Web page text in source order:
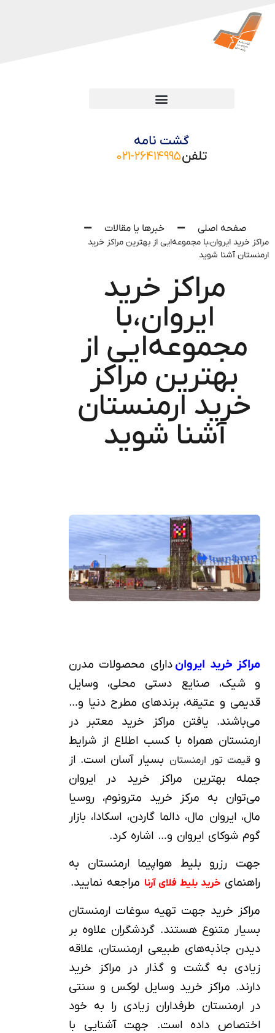
گشت نامه
تلفن۰۲۱-۲۶۴۱۴۹۹۵
صفحه اصلی خبرها یا مقالات
مراکز خرید ایروان،با مجموعه‌ایی از بهترین مراکز خرید
ارمنستان آشنا شوید
مراکز خرید
ایروان،با
مجموعه‌ایی از
بهترین مراکز
خرید ارمنستان
آشنا شوید
مراکز خرید ایروان دارای محصولات مدرن
و شیک، صنایع دستی محلی، وسایل
قدیمی و عتیقه، برندهای مطرح دنیا و…
می‌باشند. یافتن مراکز خرید معتبر در
ارمنستان همراه با کسب اطلاع از شرایط
و قیمت تور ارمنستان بسیار آسان است. از
جمله بهترین مراکز خرید در ایروان
می‌توان به مرکز خرید مترونوم، روسیا
مال، ایروان مال، دالما گاردن، اسکادا، بازار
گوم شوکای ایروان و… اشاره کرد.
جهت رزرو بلیط هواپیما ارمنستان به
راهنمای خرید بلیط فلای آرنا مراجعه نمایید.
مراکز خرید جهت تهیه سوغات ارمنستان
بسیار متنوع هستند. گردشگران علاوه بر
دیدن جاذبه‌های طبیعی ارمنستان، علاقه
زیادی به گشت و گذار در مراکز خرید
دارند. مراکز خرید وسایل لوکس و سنتی
در ارمنستان طرفداران زیادی را به خود
اختصاص داده است. جهت آشنایی با